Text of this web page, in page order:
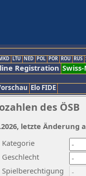
LTU NED POL POR ROU RUS
Registration
Elo FIDE
des ÖSB
Kategorie
Geschlecht
Spielberechtigung
letzte Änderung